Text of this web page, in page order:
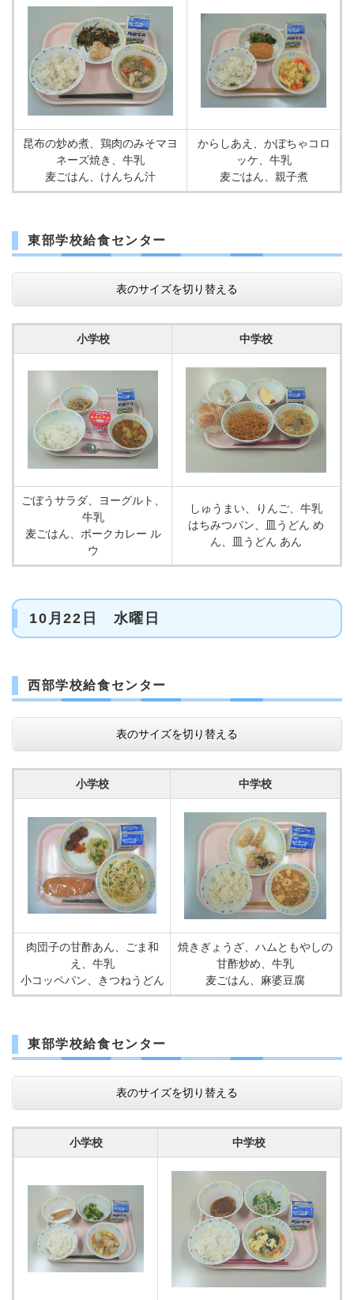
昆布の炒め煮、鶏肉のみそマヨ
ネーズ焼き、牛乳
麦ごはん、けんちん汁
からしあえ、かぼちゃコロ
ッケ、牛乳
麦ごはん、親子煮
東部学校給食センター
表のサイズを切り替える
小学校 中学校
ごぼうサラダ、ヨーグルト、
牛乳
麦ごはん、ポークカレー ル
ウ
しゅうまい、りんご、牛乳
はちみつパン、皿うどん め
ん、皿うどん あん
10月22日 水曜日
西部学校給食センター
表のサイズを切り替える
小学校 中学校
肉団子の甘酢あん、ごま和
え、牛乳
小コッペパン、きつねうどん
焼きぎょうざ、ハムともやしの
甘酢炒め、牛乳
麦ごはん、麻婆豆腐
東部学校給食センター
表のサイズを切り替える
小学校 中学校